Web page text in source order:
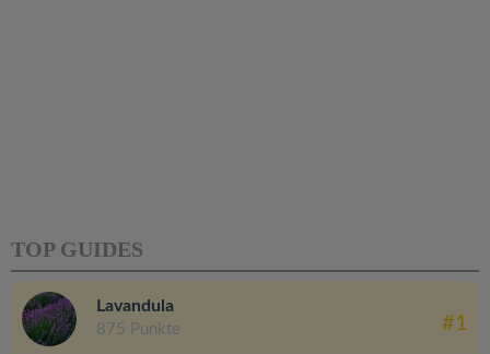
TOP GUIDES
Lavandula
875 Punkte #1